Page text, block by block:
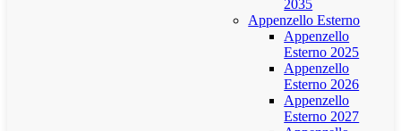
2035
Appenzello Esterno
Appenzello
Esterno 2025
Appenzello
Esterno 2026
Appenzello
Esterno 2027